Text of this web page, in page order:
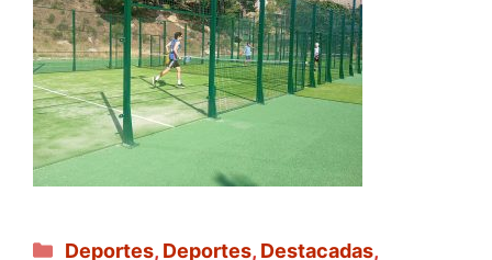
Categorías
Deportes, Deportes, Destacadas,